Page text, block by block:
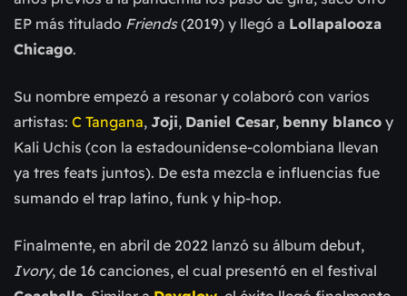
EP más titulado Friends(2019) y llegó a Lollapalooza
Chicago.
Su nombre empezó a resonar y colaboró con varios
artistas: C Tangana, Joji, Daniel Cesar, benny blanco y
Kali Uchis (con la estadounidense-colombiana llevan
ya tres feats juntos). De esta mezcla e influencias fue
sumando el trap latino, funk y hip-hop.
Finalmente, en abril de 2022 lanzó su álbum debut,
Ivory, de 16 canciones, el cual presentó en el festival